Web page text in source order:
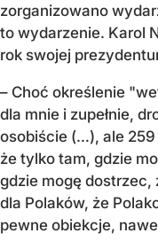
zorganizowano
to wydarzenie. Karol
rok swojej
– Choć określenie
dla mnie i zupełnie,
osobiście (…), ale
że tylko tam, gdzie
gdzie mogę dostrzec,
dla Polaków, że
pewne obiekcje,